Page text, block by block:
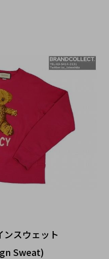
ンスウェット
Sweat)